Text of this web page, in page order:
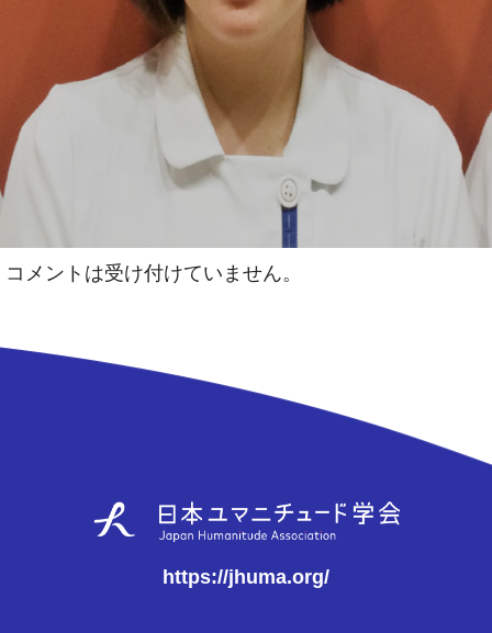
コメントは受け付けていません。
https://jhuma.org/